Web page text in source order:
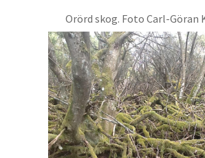
Orörd skog. Foto Carl-Göran